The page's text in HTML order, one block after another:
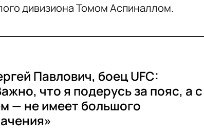
дивизиона Томом Аспиналлом.
Павлович, боец UFC:
что я подерусь за пояс, а с
— не имеет большого